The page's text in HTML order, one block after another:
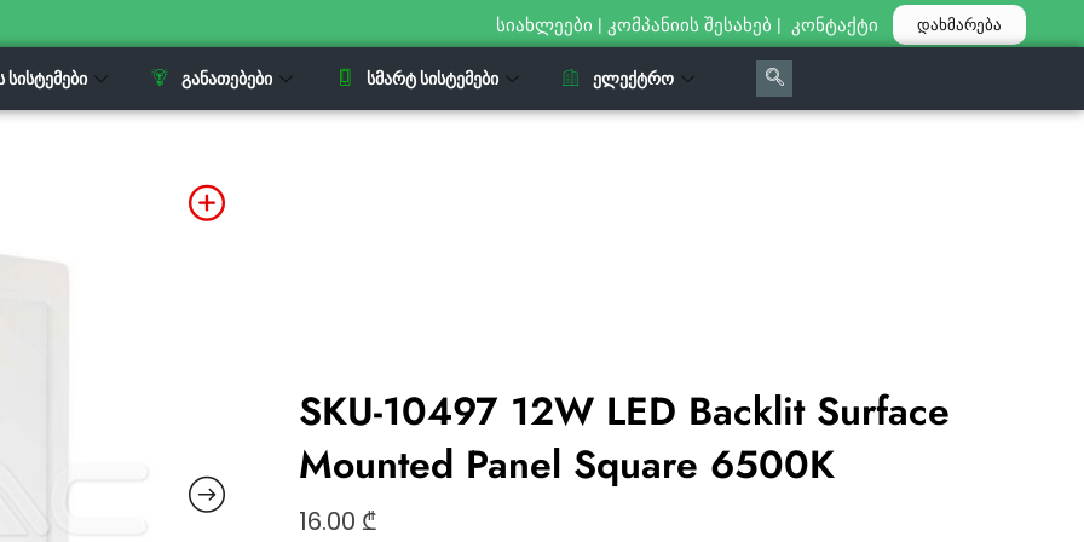
სიახლეები | კომპანიის შესახებ | კონტაქტი დახმარება
ᲡᲘᲡᲢᲔᲛᲔᲑᲘ ᲒᲐᲜᲐᲗᲔᲑᲔᲑᲘ ᲡᲛᲐᲠᲢ ᲡᲘᲡᲢᲔᲛᲔᲑᲘ ᲔᲚᲔᲥᲢᲠᲝ
SKU-10497 12W LED Backlit Surface
Mounted Panel Square 6500K
16.00 ₾